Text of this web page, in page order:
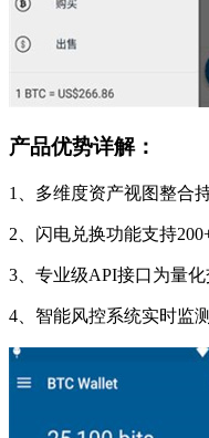
产品优势详解：
1、多维度资产视图整合
2、闪电兑换功能支持
3、专业级API接口为量
4、智能风控系统实时监